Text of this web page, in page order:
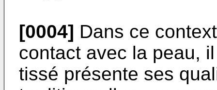
[0004] Dans ce
contact avec la peau,
tissé présente ses